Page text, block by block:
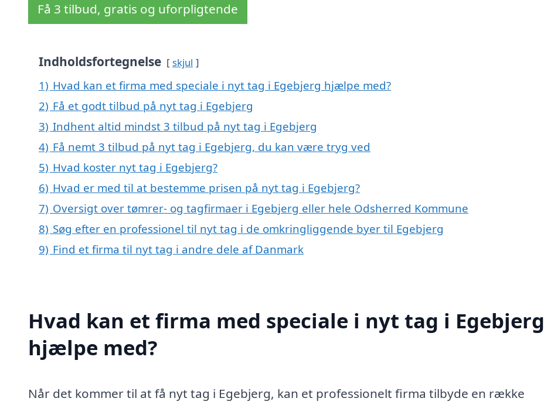
Få 3 tilbud, gratis og uforpligtende
Indholdsfortegnelse skjul
1) Hvad kan et firma med speciale i nyt tag i Egebjerg hjælpe med?
2) Få et godt tilbud på nyt tag i Egebjerg
3) Indhent altid mindst 3 tilbud på nyt tag i Egebjerg
4) Få nemt 3 tilbud på nyt tag i Egebjerg, du kan være tryg ved
5) Hvad koster nyt tag i Egebjerg?
6) Hvad er med til at bestemme prisen på nyt tag i Egebjerg?
7) Oversigt over tømrer- og tagfirmaer i Egebjerg eller hele Odsherred Kommune
8) Søg efter en professionel til nyt tag i de omkringliggende byer til Egebjerg
9) Find et firma til nyt tag i andre dele af Danmark
Hvad kan et firma med speciale i nyt tag i Egebjerg
hjælpe med?
Når det kommer til at få nyt tag i Egebjerg, kan et professionelt firma tilbyde en række